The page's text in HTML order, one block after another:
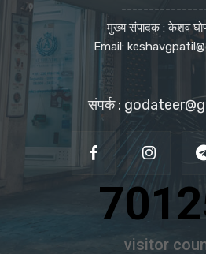
मुख्य संपादक : केशव
Email:
संपर्क :
visitor